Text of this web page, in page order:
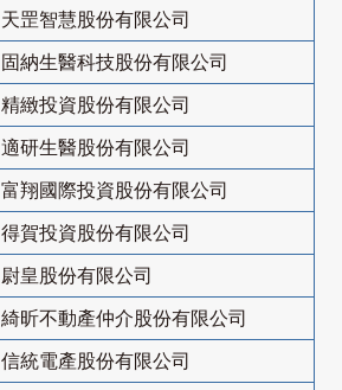
天罡智慧股份有限公司
固納生醫科技股份有限公司
精緻投資股份有限公司
適研生醫股份有限公司
富翔國際投資股份有限公司
得賀投資股份有限公司
尉皇股份有限公司
綺昕不動產仲介股份有限公司
信統電產股份有限公司